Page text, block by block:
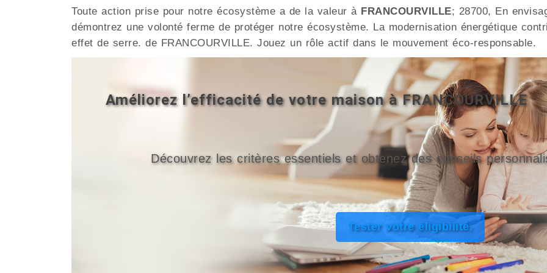
Toute action prise pour notre écosystème a de la valeur à FRANCOURVILLE; 28700, En
démontrez une volonté ferme de protéger notre écosystème. La modernisation énergétique
effet de serre. de FRANCOURVILLE. Jouez un rôle actif dans le mouvement éco-responsable.
Améliorez l’efficacité de votre maison à FRANCOURVILLE
Découvrez les critères essentiels et obtenez des conseils
Tester votre éligibilité.